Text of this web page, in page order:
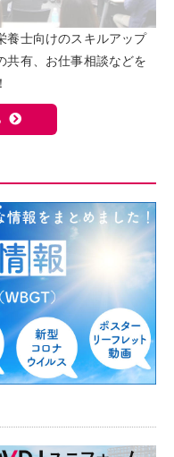
養士向けのスキルアップ
共有、お仕事相談などを